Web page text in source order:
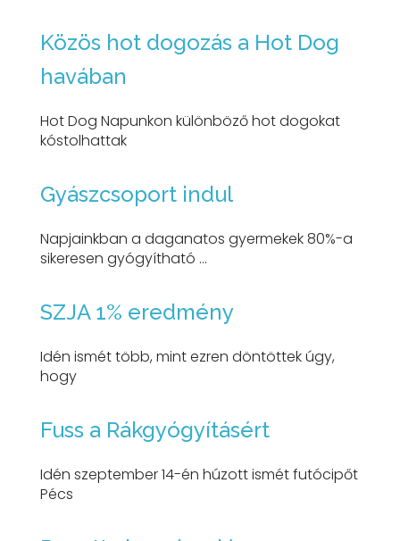
Közös hot dogozás a Hot Dog
havában
Hot Dog Napunkon különböző hot dogokat
kóstolhattak
Gyászcsoport indul
Napjainkban a daganatos gyermekek 80%-a
sikeresen gyógyítható ...
SZJA 1% eredmény
Idén ismét több, mint ezren döntöttek úgy,
hogy
Fuss a Rákgyógyításért
Idén szeptember 14-én húzott ismét futócipőt
Pécs